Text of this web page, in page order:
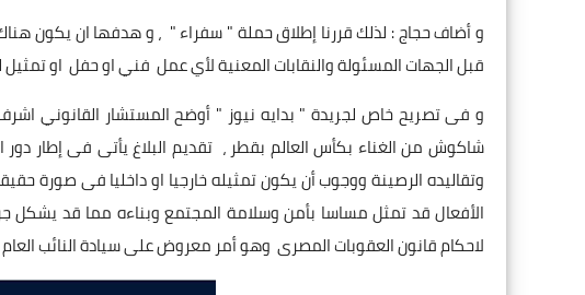
و أضاف حجاج : لذلك قررنا إطلاق حملة " سفراء " ، و هدفها ان يكون
قبل الجهات المسئولة والنقابات المعنية لأي عمل فني او حفل او تمثيل
شاكوش من الغناء بكأس العالم بقطر ، تقديم البلاغ يأتى فى إطار
وتقاليده الرصينة ووجوب أن يكون تمثيله خارجيا او داخليا فى صورة
الأفعال قد تمثل مساسا بأمن وسلامة المجتمع وبناءه مما قد يشكل
لاحكام قانون العقوبات المصرى وهو أمر معروض على سيادة النائب العام